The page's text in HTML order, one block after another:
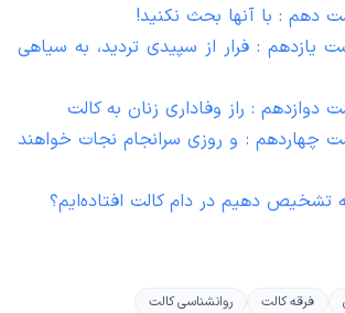
دهم : با آنها بحث نکنید!
یازدهم : فرار از سپیدی تردید، به سیاهی
دوازدهم : راز وفاداری زنان به کالت
چهاردهم : و روزی سرانجام نجات خواهند
تشخیص دهیم در دام کالت افتاده‌ایم؟
فرقه کالت
روانشناسی کالت